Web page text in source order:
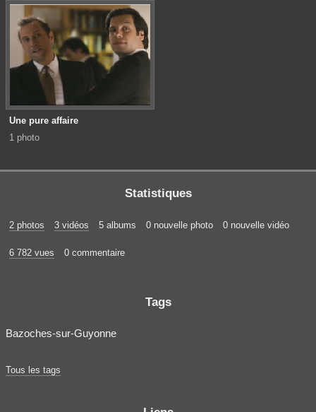
Une pure affaire
1 photo
Statistiques
2 photos 3 vidéos 5 albums 0 nouvelle photo 0 nouvelle vidéo
6 782 vues 0 commentaire
Tags
Bazoches-sur-Guyonne
Tous les tags